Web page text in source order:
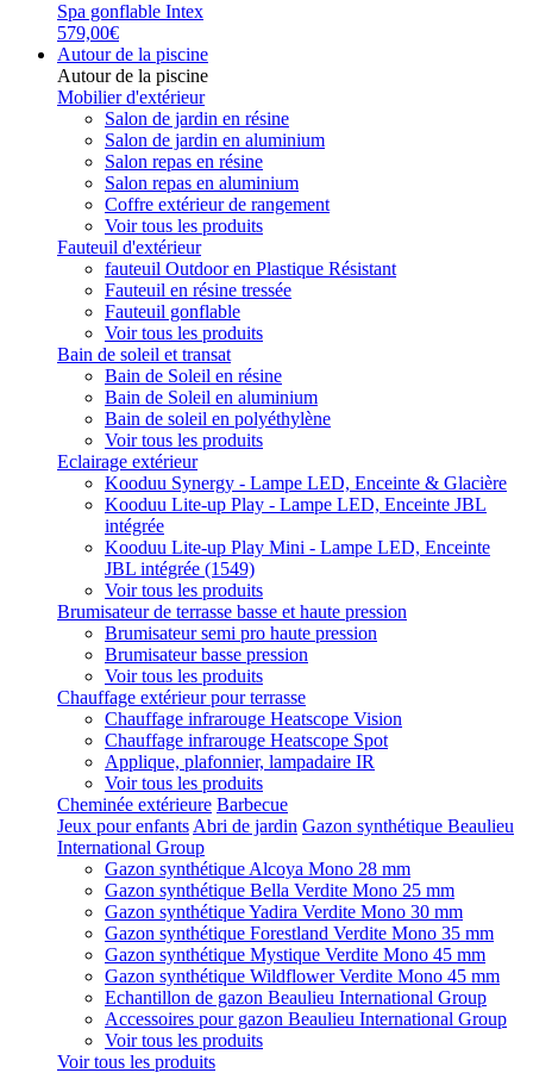
Spa gonflable Intex
579,00€
Autour de la piscine
Autour de la piscine
Mobilier d'extérieur
Salon de jardin en résine
Salon de jardin en aluminium
Salon repas en résine
Salon repas en aluminium
Coffre extérieur de rangement
Voir tous les produits
Fauteuil d'extérieur
fauteuil Outdoor en Plastique Résistant
Fauteuil en résine tressée
Fauteuil gonflable
Voir tous les produits
Bain de soleil et transat
Bain de Soleil en résine
Bain de Soleil en aluminium
Bain de soleil en polyéthylène
Voir tous les produits
Eclairage extérieur
Kooduu Synergy - Lampe LED, Enceinte & Glacière
Kooduu Lite-up Play - Lampe LED, Enceinte JBL
intégrée
Kooduu Lite-up Play Mini - Lampe LED, Enceinte
JBL intégrée (1549)
Voir tous les produits
Brumisateur de terrasse basse et haute pression
Brumisateur semi pro haute pression
Brumisateur basse pression
Voir tous les produits
Chauffage extérieur pour terrasse
Chauffage infrarouge Heatscope Vision
Chauffage infrarouge Heatscope Spot
Applique, plafonnier, lampadaire IR
Voir tous les produits
Cheminée extérieure Barbecue
Jeux pour enfants Abri de jardin Gazon synthétique Beaulieu
International Group
Gazon synthétique Alcoya Mono 28 mm
Gazon synthétique Bella Verdite Mono 25 mm
Gazon synthétique Yadira Verdite Mono 30 mm
Gazon synthétique Forestland Verdite Mono 35 mm
Gazon synthétique Mystique Verdite Mono 45 mm
Gazon synthétique Wildflower Verdite Mono 45 mm
Echantillon de gazon Beaulieu International Group
Accessoires pour gazon Beaulieu International Group
Voir tous les produits
Voir tous les produits